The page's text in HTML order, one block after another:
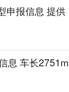
申报信息 提供
息 车长2751m